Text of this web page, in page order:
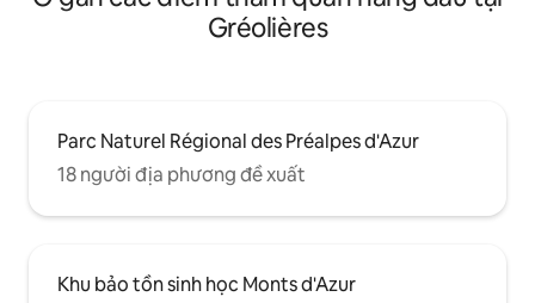
Gréolières
Parc Naturel Régional des Préalpes d'Azur
18 người địa phương đề xuất
Khu bảo tồn sinh học Monts d'Azur